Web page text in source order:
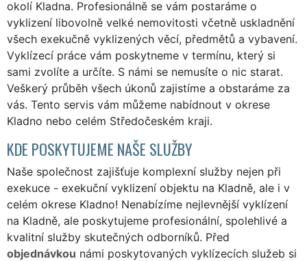
okolí Kladna. Profesionálně se vám postaráme o
vyklizení libovolně velké nemovitosti včetně uskladnění
všech exekučně vyklizených věcí, předmětů a vybavení.
Vyklízecí práce vám poskytneme v termínu, který si
sami zvolíte a určíte. S námi se nemusíte o nic starat.
Veškerý průběh všech úkonů zajistíme a obstaráme za
vás. Tento servis vám můžeme nabídnout v okrese
Kladno nebo celém Středočeském kraji.
KDE POSKYTUJEME NAŠE SLUŽBY
Naše společnost zajišťuje komplexní služby nejen při
exekuce - exekuční vyklizení objektu na Kladně, ale i v
celém okrese Kladno! Nenabízíme nejlevnější vyklízení
na Kladně, ale poskytujeme profesionální, spolehlivé a
kvalitní služby skutečných odborníků. Před
objednávkou námi poskytovaných vyklízecích služeb si